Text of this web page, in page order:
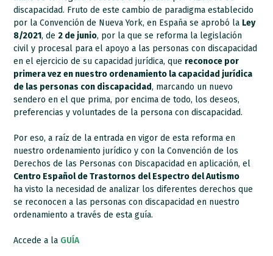
discapacidad. Fruto de este cambio de paradigma establecido
por la Convención de Nueva York, en España se aprobó la Ley
8/2021, de2 de junio, por la que se reforma la legislación
civil y procesal para el apoyo a las personas con discapacidad
en el ejercicio de su capacidad jurídica, que reconoce por
primera vez en nuestro ordenamiento la capacidad jurídica
de las personas con discapacidad, marcando un nuevo
sendero en el que prima, por encima de todo, los deseos,
preferencias y voluntades de la persona con discapacidad.
Por eso, a raíz de la entrada en vigor de esta reforma en
nuestro ordenamiento jurídico y con la Convención de los
Derechos de las Personas con Discapacidad en aplicación, el
Centro Español de Trastornos del Espectro del Autismo
ha visto la necesidad de analizar los diferentes derechos que
se reconocen a las personas con discapacidad en nuestro
ordenamiento a través de esta guía.
Accede a la GUÍA